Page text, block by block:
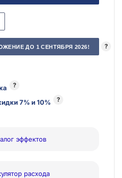
ДО 1 СЕНТЯБРЯ 2026! ?
?
7% и 10% ?
эффектов
расхода